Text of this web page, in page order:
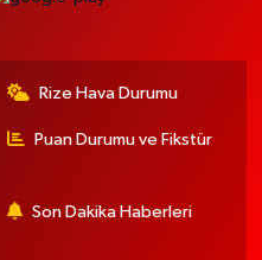
Rize Hava Durumu
Puan Durumu ve Fikstür
Son Dakika Haberleri